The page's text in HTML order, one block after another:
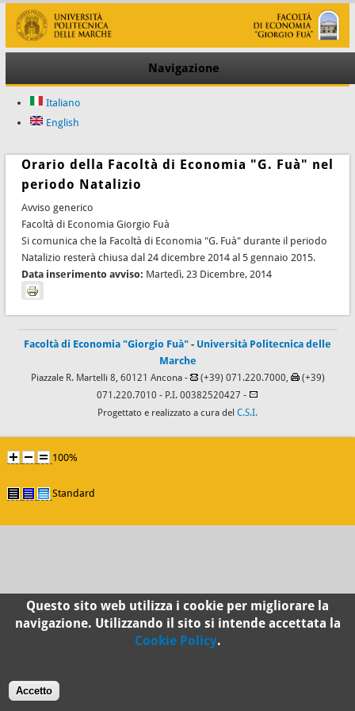
Navigazione
Italiano
English
Orario della Facoltà di Economia "G. Fuà" nel
periodo Natalizio
Avviso generico
Facoltà di Economia Giorgio Fuà
Si comunica che la Facoltà di Economia "G. Fuà" durante il periodo
Natalizio resterà chiusa dal 24 dicembre 2014 al 5 gennaio 2015.
Data inserimento avviso: Martedì, 23 Dicembre, 2014
Facoltà di Economia "Giorgio Fuà" - Università Politecnica delle
Marche
Piazzale R. Martelli 8, 60121 Ancona - (+39) 071.220.7000,
(+39)
071.220.7010 - P.I. 00382520427 -
Progettato e realizzato a cura del C.S.I.
100%
Standard
Questo sito web utilizza i cookie per migliorare la
navigazione. Utilizzando il sito si intende accettata la
Cookie Policy.
Accetto